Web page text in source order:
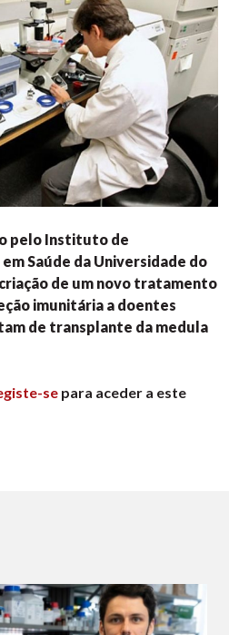
pelo Instituto de
Saúde da Universidade do
de um novo tratamento
imunitária a doentes
de transplante da medula
se para aceder a este